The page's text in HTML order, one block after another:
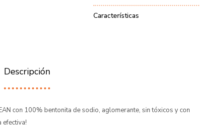
Características
Descripción
con 100% bentonita de sodio, aglomerante, sin tóxicos y con
efectiva!